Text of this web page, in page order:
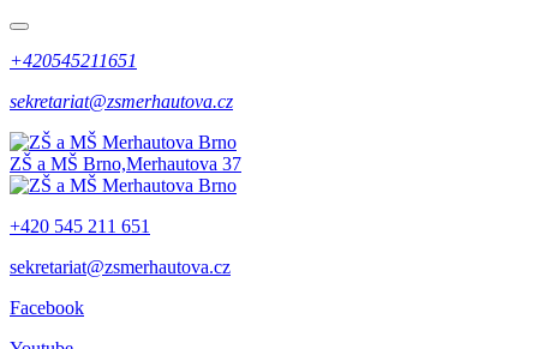
+420545211651
sekretariat@zsmerhautova.cz
ZŠ a MŠ Brno,Merhautova 37
+420 545 211 651
sekretariat@zsmerhautova.cz
Facebook